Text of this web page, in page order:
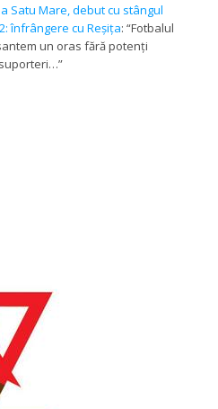
Satu Mare, debut cu stângul
înfrângere cu Reșița: “Fotbalul
un oras fără potenți
suporteri…”